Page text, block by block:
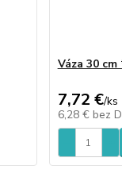
Váza 30
7,72 €/ks
6,28 € bez